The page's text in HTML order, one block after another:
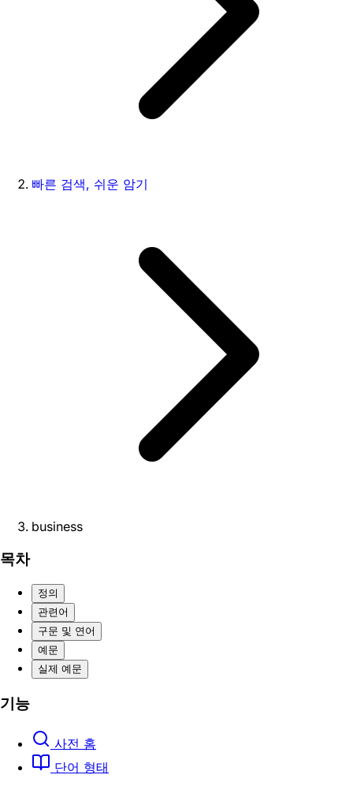
빠른 검색, 쉬운 암기
business
목차
정의
관련어
구문 및 연어
예문
실제 예문
기능
사전 홈
단어 형태